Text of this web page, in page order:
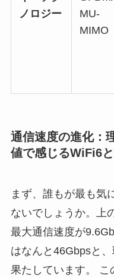
ノロジー
MU-
MIMO
通信速度の進化：
値で感じるWiFi6
まず、誰もが最も気
ないでしょうか。上
最大通信速度が
はなんと46Gbpsと
果たしています。 こ